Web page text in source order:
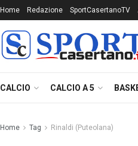
Home Redazione SportCasertanoTV
CALCIO CALCIO A 5
Home Tag Rinaldi (Puteolana)